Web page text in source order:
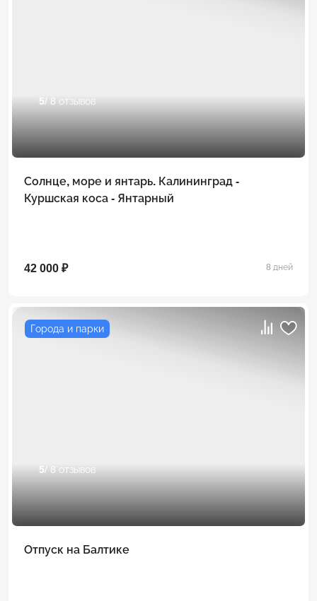
5/ 8 отзывов
Солнце, море и янтарь. Калининград -
Куршская коса - Янтарный
42 000 ₽ 8 дней
Города и парки
5/ 8 отзывов
Отпуск на Балтике